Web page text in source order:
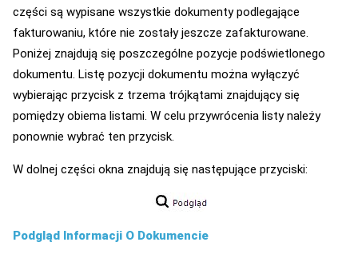
części są wypisane wszystkie dokumenty podlegające
fakturowaniu, które nie zostały jeszcze zafakturowane.
Poniżej znajdują się poszczególne pozycje podświetlonego
dokumentu. Listę pozycji dokumentu można wyłączyć
wybierając przycisk z trzema trójkątami znajdujący się
pomiędzy obiema listami. W celu przywrócenia listy należy
ponownie wybrać ten przycisk.
W dolnej części okna znajdują się następujące przyciski:
Podgląd Informacji O Dokumencie